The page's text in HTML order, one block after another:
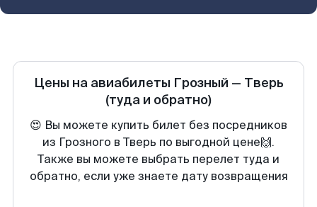
Цены на авиабилеты Грозный — Тверь
(туда и обратно)
😍 Вы можете купить билет без посредников
из Грозного в Тверь по выгодной цене🙌.
Также вы можете выбрать перелет туда и
обратно, если уже знаете дату возвращения